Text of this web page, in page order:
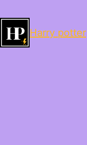
Harry potter